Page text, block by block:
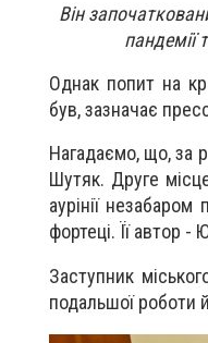
Він
пандемії
Однак попит на
був, зазначає
Нагадаємо, що, за
Шутяк. Друге
аурінії
фортеці. Її автор -
Заступник
подальшої роботи